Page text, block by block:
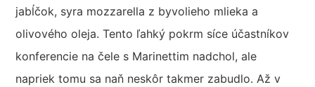
jabĺčok, syra mozzarella z byvolieho mlieka a
olivového oleja. Tento ľahký pokrm síce účastníkov
konferencie na čele s Marinettim nadchol, ale
napriek tomu sa naň neskôr takmer zabudlo. Až v